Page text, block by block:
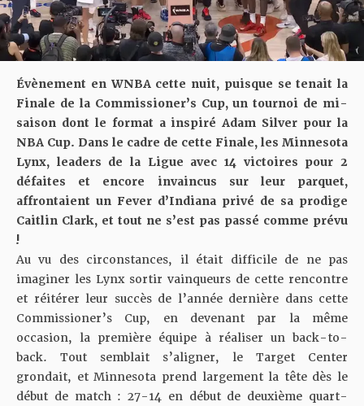
Évènement en WNBA cette nuit, puisque se tenait la
Finale de la Commissioner’s Cup, un tournoi de mi-
saison dont le format a inspiré Adam Silver pour la
NBA Cup. Dans le cadre de cette Finale, les Minnesota
Lynx, leaders de la Ligue avec 14 victoires pour 2
défaites et encore invaincus sur leur parquet,
affrontaient un Fever d’Indiana privé de sa prodige
Caitlin Clark, et tout ne s’est pas passé comme prévu
!
Au vu des circonstances, il était difficile de ne pas
imaginer les Lynx sortir vainqueurs de cette rencontre
et réitérer leur succès de l’année dernière dans cette
Commissioner’s Cup, en devenant par la même
occasion, la première équipe à réaliser un back-to-
back. Tout semblait s’aligner, le Target Center
grondait, et Minnesota prend largement la tête dès le
début de match : 27-14 en début de deuxième quart-